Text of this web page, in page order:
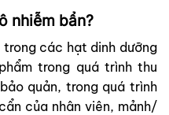
nhiễm bẩn?
các hạt dinh dưỡng
trong quá trình thu
quản, trong quá trình
của nhân viên, mảnh/